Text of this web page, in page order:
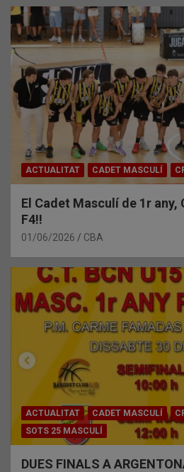
ACTUALITAT CADET MASCULÍ
El Cadet Masculí de 1r any,
F4!!
01/06/2026 CBA
ACTUALITAT CADET MASCULÍ
SOTS 25 MASCULÍ
DUES FINALS A